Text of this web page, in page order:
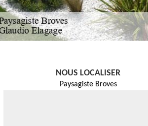
NOUS LOCALISER
Paysagiste Broves